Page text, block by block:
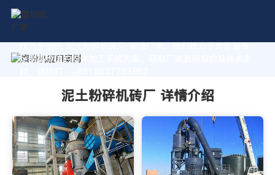
作为专业的 泥土粉碎机砖厂 制造厂家，我们致力于为您量身
定制高价值的粉体加工系统方案。获取厂家直销报价及技术支
泥土粉碎机砖厂 详情介绍